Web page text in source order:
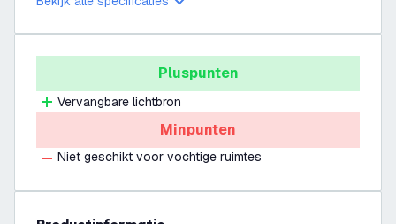
Pluspunten
Vervangbare lichtbron
Minpunten
Niet geschikt voor vochtige ruimtes